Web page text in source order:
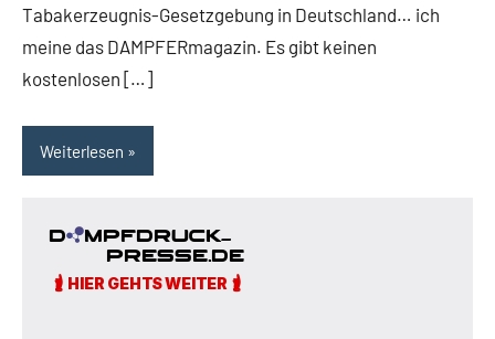
Tabakerzeugnis-Gesetzgebung in Deutschland… ich
meine das DAMPFERmagazin. Es gibt keinen
kostenlosen […]
Weiterlesen